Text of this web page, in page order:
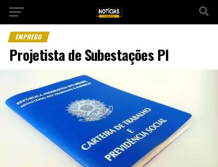
EMPREGO
Projetista de Subestações Pl